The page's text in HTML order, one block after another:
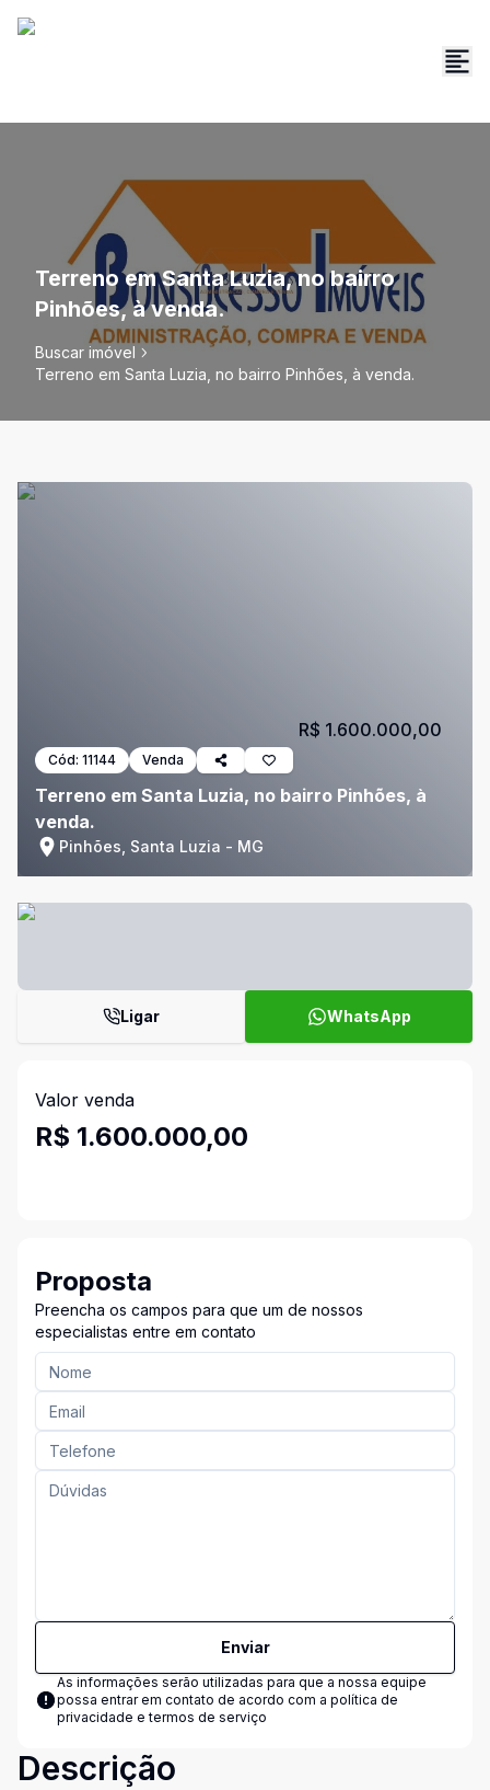
Terreno em Santa Luzia, no bairro
Pinhões, à venda.
Buscar imóvel
Terreno em Santa Luzia, no bairro Pinhões, à venda.
Cód: 11144 Venda
Terreno em Santa Luzia, no bairro Pinhões, à
venda.
Pinhões, Santa Luzia - MG
R$ 1.600.000,00
Ligar WhatsApp
Valor venda
R$ 1.600.000,00
Proposta
Preencha os campos para que um de nossos
especialistas entre em contato
Enviar
As informações serão utilizadas para que a nossa equipe
possa entrar em contato de acordo com a política de
privacidade e termos de serviço
Descrição